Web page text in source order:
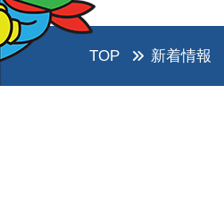
TOP 新着情報